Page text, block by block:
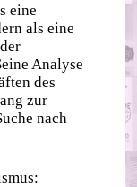
eine
als eine
Analyse
des
zur
nach